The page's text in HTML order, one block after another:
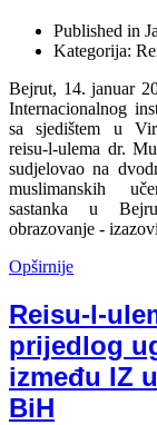
Published in
Kategorija:
Bejrut, 14. januar
Internacionalnog
sa sjedištem u
reisu-l-ulema dr.
sudjelovao na
muslimanskih
sastanka u
obrazovanje -
Opširnije
Reisu-l-
prijedlog
između IZ
BiH